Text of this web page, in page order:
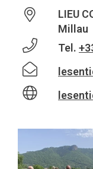
LIEU
Millau
Tel.